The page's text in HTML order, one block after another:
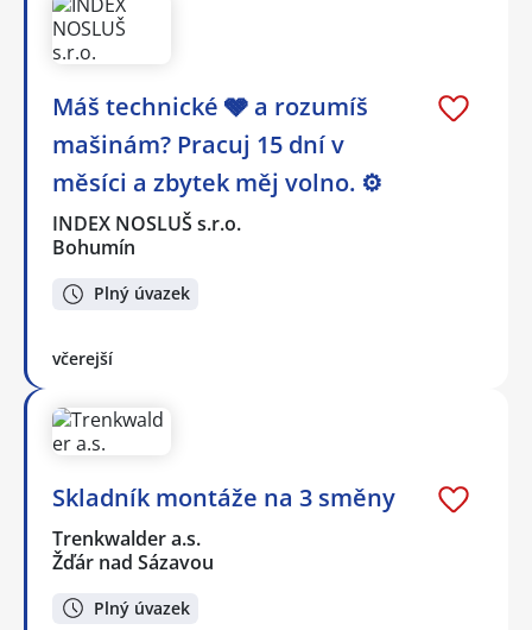
Máš technické 🩶 a rozumíš
mašinám? Pracuj 15 dní v
měsíci a zbytek měj volno. ⚙
INDEX NOSLUŠ s.r.o.
Bohumín
Plný úvazek
včerejší
Skladník montáže na 3 směny
Trenkwalder a.s.
Žďár nad Sázavou
Plný úvazek